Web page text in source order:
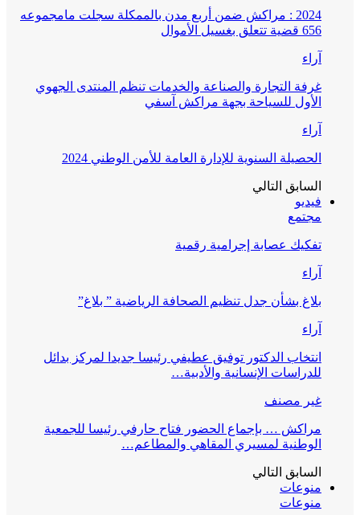
2024 : مراكش ضمن أربع مدن بالممكلة سجلت مامجموعه
656 قضية تتعلق بغسيل الأموال
آراء
غرفة التجارة والصناعة والخدمات تنظم المنتدى الجهوي
الأول للسياحة بجهة مراكش آسفي
آراء
الحصيلة السنوية للإدارة العامة للأمن الوطني 2024
السابق التالي
فيديو
مجتمع
تفكيك عصابة إجرامية رقمية
آراء
بلاغ بشأن جدل تنظيم الصحافة الرياضية ” بلاغ”
آراء
انتخاب الدكتور توفيق عطيفي رئيسا جديدا لمركز بدائل
للدراسات الإنسانية والأدبية…
غير مصنف
مراكش … بإجماع الحضور فتاح حارفي رئيسا للجمعية
الوطنية لمسيري المقاهي والمطاعم…
السابق التالي
منوعات
منوعات